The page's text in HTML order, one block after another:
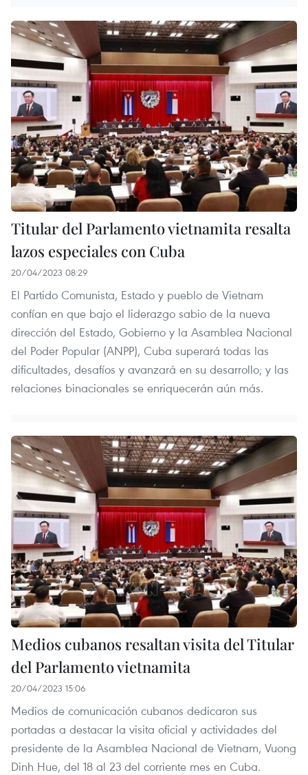
Titular del Parlamento vietnamita resalta
lazos especiales con Cuba
20/04/2023 08:29
El Partido Comunista, Estado y pueblo de Vietnam
confían en que bajo el liderazgo sabio de la nueva
dirección del Estado, Gobierno y la Asamblea Nacional
del Poder Popular (ANPP), Cuba superará todas las
dificultades, desafíos y avanzará en su desarrollo; y las
relaciones binacionales se enriquecerán aún más.
Medios cubanos resaltan visita del Titular
del Parlamento vietnamita
20/04/2023 15:06
Medios de comunicación cubanos dedicaron sus
portadas a destacar la visita oficial y actividades del
presidente de la Asamblea Nacional de Vietnam, Vuong
Dinh Hue, del 18 al 23 del corriente mes en Cuba.